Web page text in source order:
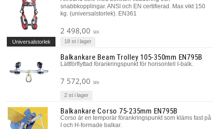
snabbkopplingar. ANSI och EN certifierad. Max vikt 150
kg. (universalstorlek). EN361
2 498,00 SEK
Universalstorlek 18 st i lager
Balkankare Beam Trolley 105-350mm EN795B
Lättförflyttad förankringspunkt för horisontell I-balk.
7 572,00 SEK
2 st i lager
Balkankare Corso 75-235mm EN795B
Corso är en temporär förankringspunkt som kläms fast på
I och H-formade balkar.